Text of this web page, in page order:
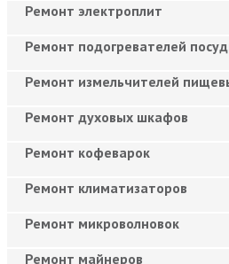
Ремонт электроплит
Ремонт подогревателей
Ремонт измельчителей
Ремонт духовых шкафов
Ремонт кофеварок
Ремонт климатизаторов
Ремонт микроволновок
Ремонт майнеров